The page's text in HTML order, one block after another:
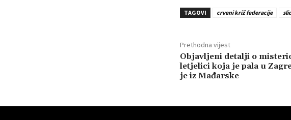
TAGOVI crveni križ federacije
Prethodna vijest
Objavljeni detalji o
letjelici koja je pala u
je iz Mađarske